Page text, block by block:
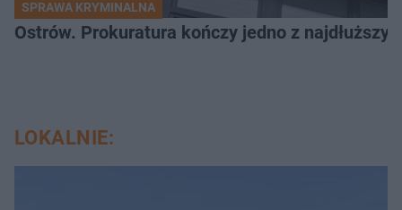
SPRAWA KRYMINALNA
Ostrów. Prokuratura kończy jedno z
LOKALNIE: